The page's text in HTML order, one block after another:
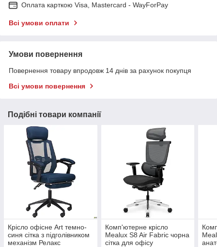
Оплата карткою Visa, Mastercard - WayForPay
Всі умови оплати
Умови повернення
Повернення товару впродовж 14 днів за рахунок покупця
Всі умови повернення
Подібні товари компанії
Крісло офісне Art темно-
синя сітка з підголівником
механізм Релакс
Комп'ютерне крісло
Mealux S8 Air Fabric чорна
сітка для офісу